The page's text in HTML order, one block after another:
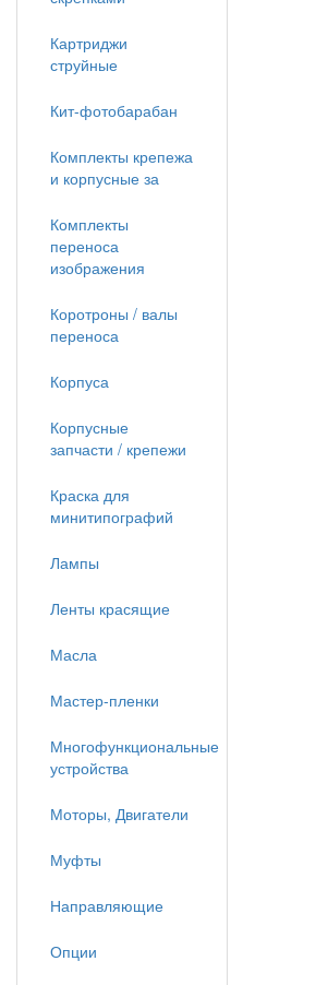
Картриджи
струйные
Кит-фотобарабан
Комплекты крепежа
и корпусные за
Комплекты
переноса
изображения
Коротроны / валы
переноса
Корпуса
Корпусные
запчасти / крепежи
Краска для
минитипографий
Лампы
Ленты красящие
Масла
Мастер-пленки
Многофункциональные
устройства
Моторы, Двигатели
Муфты
Направляющие
Опции